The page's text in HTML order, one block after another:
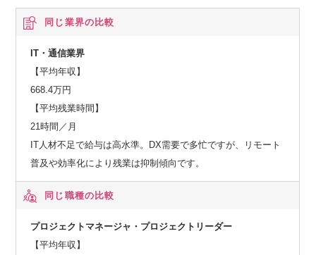
同じ業界の比較
IT・通信業界
【平均年収】
668.4万円
【平均残業時間】
21時間／月
IT人材不足で給与は高水準。DX需要で多忙ですが、リモート
普及や効率化により残業は抑制傾向です。
同じ職種の比較
プロジェクトマネージャ・プロジェクトリーダー
【平均年収】